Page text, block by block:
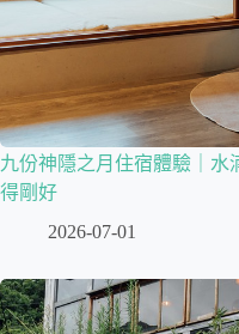
九份神隱之月住宿體驗｜水
得剛好
2026-07-01